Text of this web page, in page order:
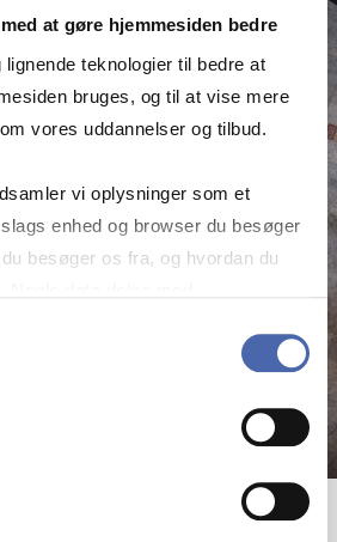
at gøre hjemmesiden bedre
teknologier til bedre at
bruges, og til at vise mere
vores uddannelser og tilbud.
vi oplysninger som et
enhed og browser du besøger
besøger os fra, og hvordan du
selv - og kan altid trække
i Skat